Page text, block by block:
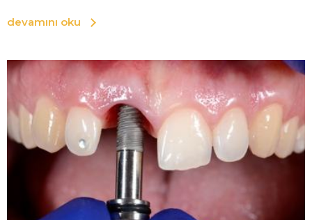
sırlarını birlikte çözelim.
devamını oku